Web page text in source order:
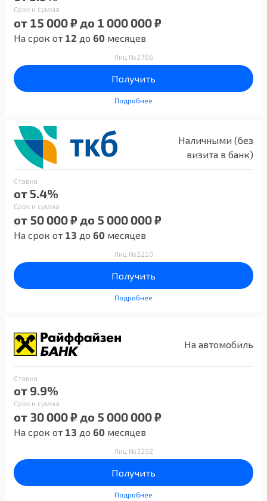
Срок и сумма
от 15 000 ₽ до 1 000 000 ₽
На срок от 12 до 60 месяцев
Лиц №2766
Получить
Подробнее
Наличными (без
визита в банк)
Ставка
от 5.4%
Срок и сумма
от 50 000 ₽ до 5 000 000 ₽
На срок от 13 до 60 месяцев
Лиц №2210
Получить
Подробнее
На автомобиль
Ставка
от 9.9%
Срок и сумма
от 30 000 ₽ до 5 000 000 ₽
На срок от 13 до 60 месяцев
Лиц №3292
Получить
Подробнее